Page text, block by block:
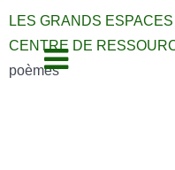
LES GRANDS ESPACES
CENTRE DE
poèmes